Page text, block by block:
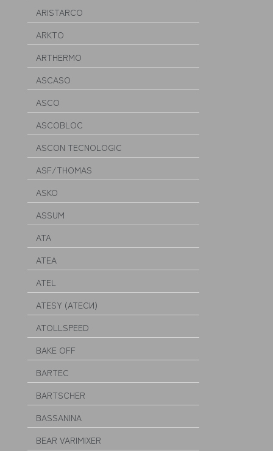
ARISTARCO
ARKTO
ARTHERMO
ASCASO
ASCO
ASCOBLOC
ASCON TECNOLOGIC
ASF/THOMAS
ASKO
ASSUM
ATA
ATEA
ATEL
ATESY (АТЕСИ)
ATOLLSPEED
BAKE OFF
BARTEC
BARTSCHER
BASSANINA
BEAR VARIMIXER